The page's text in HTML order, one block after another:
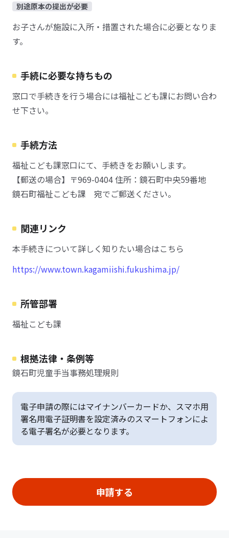
別途原本の提出が必要
お子さんが施設に入所・措置された場合に必要となりま
す。
手続に必要な持ちもの
窓口で手続きを行う場合には福祉こども課にお問い合わ
せ下さい。
手続方法
福祉こども課窓口にて、手続きをお願いします。
【郵送の場合】〒969-0404 住所：鏡石町中央59番地
鏡石町福祉こども課 宛でご郵送ください。
関連リンク
本手続きについて詳しく知りたい場合はこちら
https://www.town.kagamiishi.fukushima.jp/
所管部署
福祉こども課
根拠法律・条例等
鏡石町児童手当事務処理規則
電子申請の際にはマイナンバーカードか、スマホ用
署名用電子証明書を設定済みのスマートフォンによ
る電子署名が必要となります。